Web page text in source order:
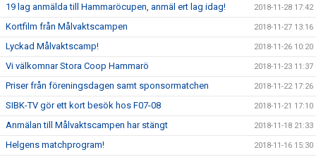
19 lag anmälda till Hammaröcupen, anmäl ert lag idag! 2018-11-28 17:42
Kortfilm från Målvaktscampen 2018-11-27 13:16
Lyckad Målvaktscamp! 2018-11-26 10:20
Vi välkomnar Stora Coop Hammarö 2018-11-23 11:37
Priser från föreningsdagen samt sponsormatchen 2018-11-22 17:26
SIBK-TV gör ett kort besök hos F07-08 2018-11-21 17:10
Anmälan till Målvaktscampen har stängt 2018-11-18 21:33
Helgens matchprogram! 2018-11-16 15:30